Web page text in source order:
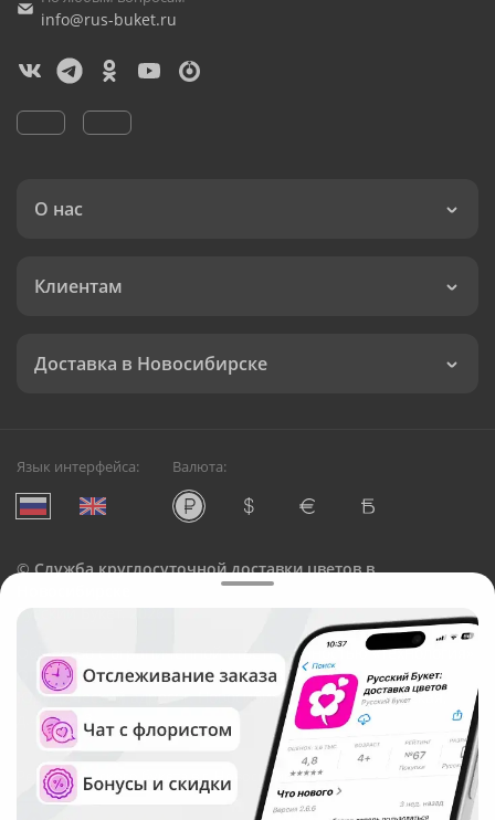
info@rus-buket.ru
О нас
Клиентам
Доставка в Новосибирске
Язык интерфейса: Валюта:
©Служба круглосуточной доставки цветов в
Русский Букет, 2026
Общество с ограниченной ответственностью «Технология»
ОГРН: 1195476081745, ИНН: 5410081997
Юридический адрес: г. Новосибирск, ул. Ипподромская,
д.42, оф. 3
Рейтинг Русского букета в г. Новосибирск